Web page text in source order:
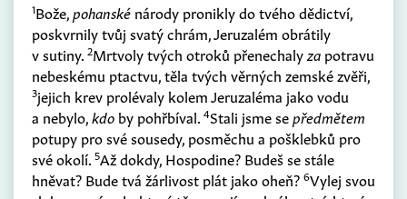
1Bože,pohanské národy pronikly do tvého dědictví,
poskvrnily tvůj svatý chrám, Jeruzalém obrátily
v sutiny. 2Mrtvoly tvých otroků přenechalyza potravu
nebeskému ptactvu, těla tvých věrných zemské zvěři,
3jejich krev prolévaly kolem Jeruzaléma jako vodu
a nebylo,kdo by pohřbíval. 4Stali jsme sepředmětem
potupy pro své sousedy, posměchu a pošklebků pro
své okolí. 5Až dokdy, Hospodine? Budeš se stále
hněvat? Bude tvá žárlivost plát jako oheň? 6Vylej svou